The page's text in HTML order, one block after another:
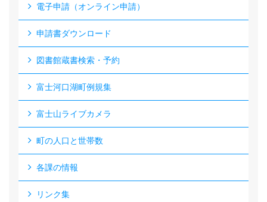
電子申請（オンライン申請）
申請書ダウンロード
図書館蔵書検索・予約
富士河口湖町例規集
富士山ライブカメラ
町の人口と世帯数
各課の情報
リンク集